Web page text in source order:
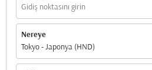
Gidiş noktasını girin
Nereye
Tokyo - Japonya (HND)